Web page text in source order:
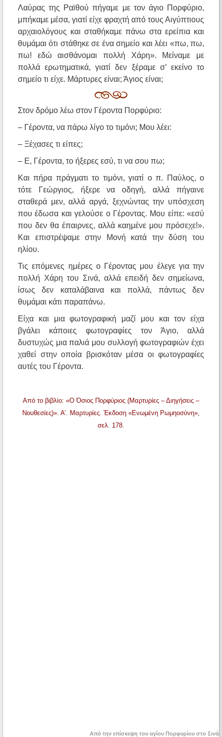
Λαύρας της Ραϊθού πήγαμε με τον άγιο Πορφύριο,
μπήκαμε μέσα, γιατί είχε φραχτή από τους Αιγύπτιους
αρχαιολόγους και σταθήκαμε πάνω στα ερείπια και
θυμάμαι ότι στάθηκε σε ένα σημείο και λέει «πω, πω,
πω! εδώ αισθάνομαι πολλή Χάρη». Μείναμε με
πολλά ερωτηματικά, γιατί δεν ξέραμε σ’ εκείνο το
σημείο τι είχε. Μάρτυρες είναι; Άγιος είναι;
Στον δρόμο λέω στον Γέροντα Πορφύριο:
– Γέροντα, να πάρω λίγο το τιμόνι; Μου λέει:
– Ξέχασες τι είπες;
– Ε, Γέροντα, το ήξερες εσύ, τι να σου πω;
Και πήρα πράγματι το τιμόνι, γιατί ο π. Παύλος, ο
τότε Γεώργιος, ήξερε να οδηγή, αλλά πήγαινε
σταθερά μεν, αλλά αργά, ξεχνώντας την υπόσχεση
που έδωσα και γελούσε ο Γέροντας. Μου είπε: «εσύ
που δεν θα έπαιρνες, αλλά καημένε μου πρόσεχε!».
Και επιστρέψαμε στην Μονή κατά την δύση του
ηλίου.
Τις επόμενες ημέρες ο Γέροντας μου έλεγε για την
πολλή Χάρη του Σινά, αλλά επειδή δεν σημείωνα,
ίσως δεν καταλάβαινα και πολλά, πάντως δεν
θυμάμαι κάτι παραπάνω.
Είχα και μια φωτογραφική μαζί μου και τον είχα
βγάλει κάποιες φωτογραφίες τον Άγιο, αλλά
δυστυχώς μια παλιά μου συλλογή φωτογραφιών έχει
χαθεί στην οποία βρισκόταν μέσα οι φωτογραφίες
αυτές του Γέροντα.
Από το βιβλίο: «Ο Όσιος Πορφύριος (Μαρτυρίες – Διηγήσεις –
Νουθεσίες)». Α’. Μαρτυρίες. Έκδοση «Ενωμένη Ρωμηοσύνη»,
σελ. 178.
Από την επίσκεψη του αγίου Πορφυρίου στο Σινά